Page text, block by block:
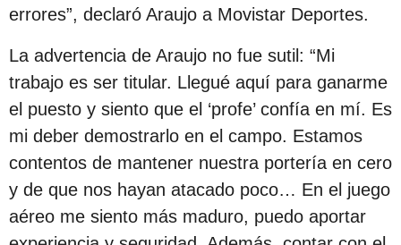
e
a
p
u
b
l
i
c
errores”, declaró Araujo a Movistar Deportes.
La advertencia de Araujo no fue sutil: “Mi
trabajo es ser titular. Llegué aquí para ganarme
el puesto y siento que el ‘profe’ confía en mí. Es
mi deber demostrarlo en el campo. Estamos
contentos de mantener nuestra portería en cero
y de que nos hayan atacado poco… En el juego
aéreo me siento más maduro, puedo aportar